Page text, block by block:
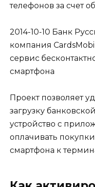
телефонов за счет
2014-10-10 Банк
компания
сервис
смартфона
Проект позволяет
загрузку
устройство с
оплачивать
смартфона к